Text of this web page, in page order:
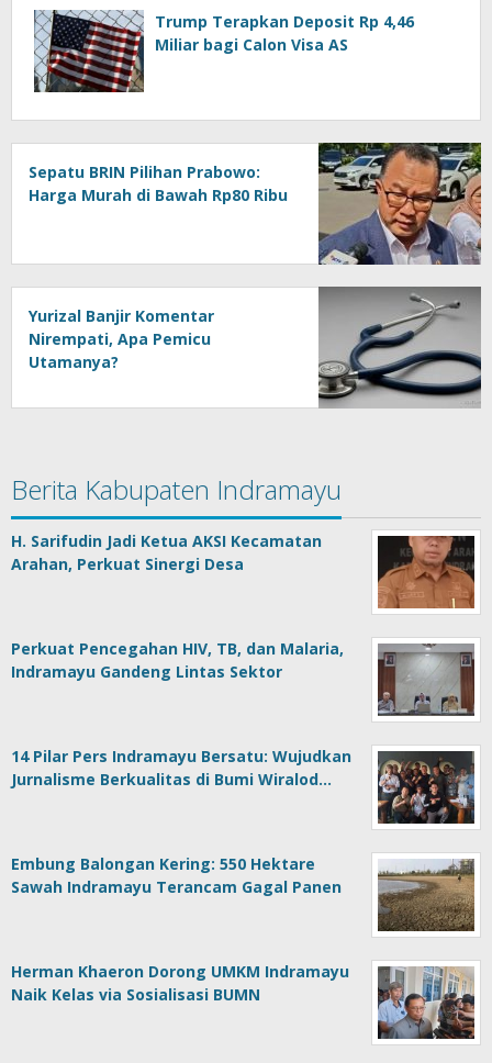
Trump Terapkan Deposit Rp 4,46
Miliar bagi Calon Visa AS
Sepatu BRIN Pilihan Prabowo:
Harga Murah di Bawah Rp80 Ribu
Yurizal Banjir Komentar
Nirempati, Apa Pemicu
Utamanya?
Berita Kabupaten Indramayu
H. Sarifudin Jadi Ketua AKSI Kecamatan
Arahan, Perkuat Sinergi Desa
Perkuat Pencegahan HIV, TB, dan Malaria,
Indramayu Gandeng Lintas Sektor
14 Pilar Pers Indramayu Bersatu: Wujudkan
Jurnalisme Berkualitas di Bumi Wiralod…
Embung Balongan Kering: 550 Hektare
Sawah Indramayu Terancam Gagal Panen
Herman Khaeron Dorong UMKM Indramayu
Naik Kelas via Sosialisasi BUMN